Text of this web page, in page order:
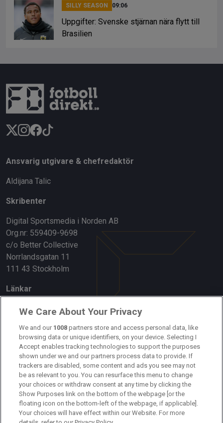
SILLY SEASON 09:06
Uppgifter: Svenske stjärnan nära flytt till
Brasilien
Ansvarig utgivare & chefredaktör
Aldijana Talic
Skribenter
Digital Sportsmedia i Norden AB
Org.nr: 559409-9698
c/o Better Collective
Norrlandsgatan 11
111 43 Stockholm
Länkar
Om oss
Kontakta oss
Kundtjänst
Sponsor: Rekatochklart
Annonsera på Fotbolldirekt
Redaktionell policy
We Care About Your Privacy
We and our 1008 partners store and access personal data, like
browsing data or unique identifiers, on your device. Selecting I
Accept enables tracking technologies to support the purposes
shown under we and our partners process data to provide. If
trackers are disabled, some content and ads you see may not
be as relevant to you. You can resurface this menu to change
your choices or withdraw consent at any time by clicking the
Show Purposes link on the bottom of the webpage [or the
floating icon on the bottom-left of the webpage, if applicable].
Your choices will have effect within our Website. For more